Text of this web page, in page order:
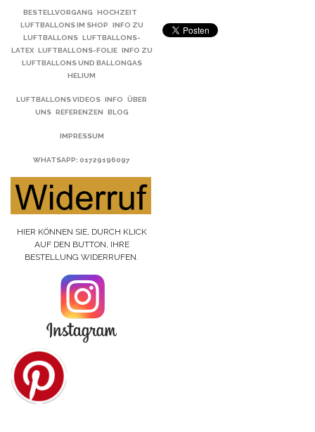
BESTELLVORGANG
HOCHZEIT
LUFTBALLONS IM SHOP
INFO ZU
LUFTBALLONS LUFTBALLONS-
LATEX LUFTBALLONS-FOLIE INFO ZU
LUFTBALLONS UND BALLONGAS
HELIUM
LUFTBALLONS VIDEOS INFO
ÜBER
UNS REFERENZEN BLOG
IMPRESSUM
WHATSAPP: 01729196097
HIER KÖNNEN SIE, DURCH KLICK
AUF DEN BUTTON, IHRE
BESTELLUNG WIDERRUFEN.